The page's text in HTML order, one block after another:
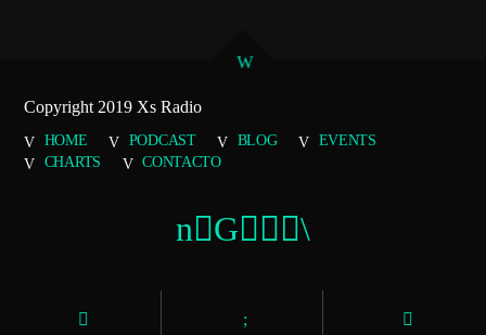
Copyright 2019 Xs Radio
HOME PODCAST BLOG
EVENTS
CHARTS
CONTACTO